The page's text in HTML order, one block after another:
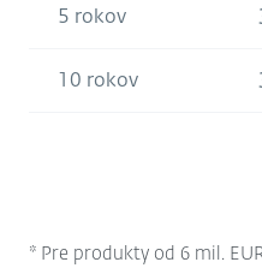
5 rokov
10 rokov
* Pre produkty od 6 mil.